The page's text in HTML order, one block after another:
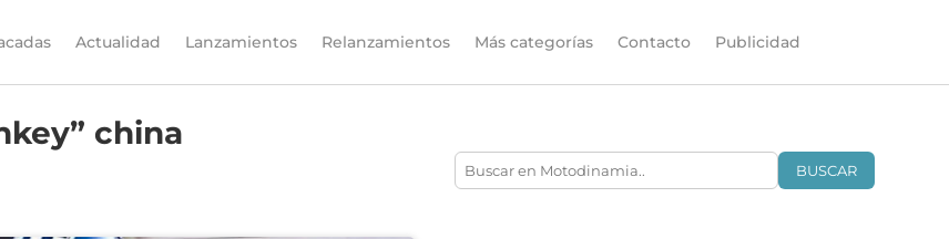
Actualidad Lanzamientos Relanzamientos Más categorías Contacto Publicidad
china
BUSCAR